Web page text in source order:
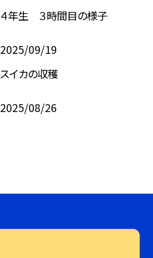
４年生 ３時間目の様子
2025/09/19
スイカの収穫
2025/08/26